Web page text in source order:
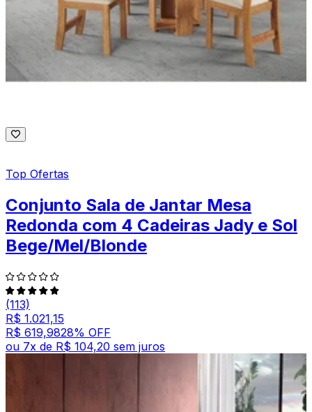
Top Ofertas
Conjunto Sala de Jantar Mesa
Redonda com 4 Cadeiras Jady e Sol
Bege/Mel/Blonde
(113)
R$ 1.021,15
R$ 619,9828% OFF
ou 7x de R$ 104,20 sem juros